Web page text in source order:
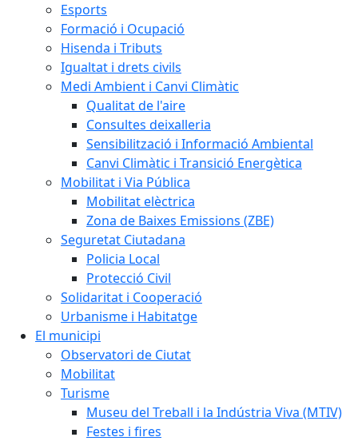
Esports
Formació i Ocupació
Hisenda i Tributs
Igualtat i drets civils
Medi Ambient i Canvi Climàtic
Qualitat de l'aire
Consultes deixalleria
Sensibilització i Informació Ambiental
Canvi Climàtic i Transició Energètica
Mobilitat i Via Pública
Mobilitat elèctrica
Zona de Baixes Emissions (ZBE)
Seguretat Ciutadana
Policia Local
Protecció Civil
Solidaritat i Cooperació
Urbanisme i Habitatge
El municipi
Observatori de Ciutat
Mobilitat
Turisme
Museu del Treball i la Indústria Viva (MTIV)
Festes i fires